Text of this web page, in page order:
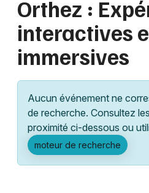
Grands événements
Manifestations
Foires & salons
Bordeaux
Colmar
Lille
Lyon
Marseille
Mulhouse
Montpellier
Orthez :
interactives
immersives
Aucun événement ne
de recherche. Consultez
proximité ci-dessous ou
moteur de recherche
Aquitaine
Partout Près de
Quand ?
Aujourd'hui
Demain Ce